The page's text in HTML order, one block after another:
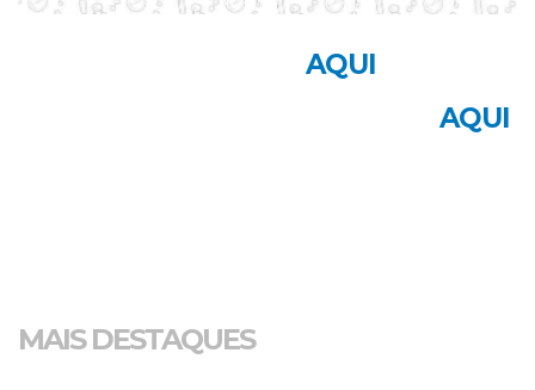
AQUI
AQUI
MAIS DESTAQUES